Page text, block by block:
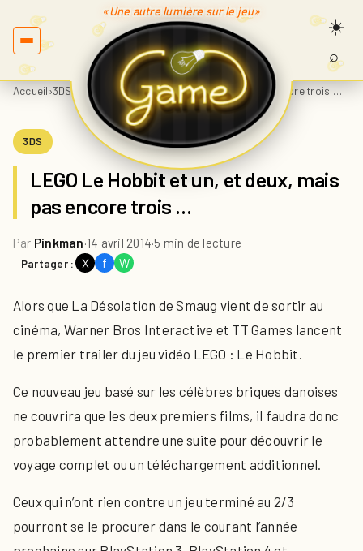
«Une autre lumière sur le jeu»
sur
⌕
Accueil›3DS› LEGO Le Hobbit et un, et deux, mais pas encore trois …
3DS
LEGO Le Hobbit et un, et deux, mais
pas encore trois …
Par Pinkman·14 avril 2014·5 min de lecture
Partager : X f W
Alors que La Désolation de Smaug vient de sortir au
cinéma, Warner Bros Interactive et TT Games lancent
le premier trailer du jeu vidéo LEGO : Le Hobbit.
Ce nouveau jeu basé sur les célèbres briques danoises
ne couvrira que les deux premiers films, il faudra donc
probablement attendre une suite pour découvrir le
voyage complet ou un téléchargement additionnel.
Ceux qui n’ont rien contre un jeu terminé au 2/3
pourront se le procurer dans le courant l’année